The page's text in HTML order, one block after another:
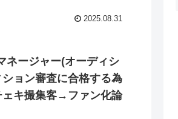
2025.08.31
ネージャー(オーディシ
ョン審査に合格する為
ェキ撮集客→ファン化論